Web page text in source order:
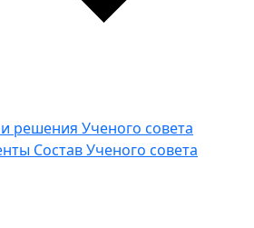
решения Ученого совета
Состав Ученого совета